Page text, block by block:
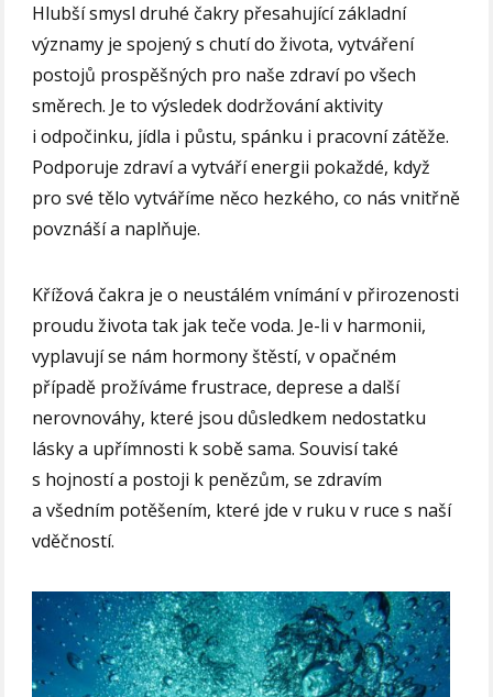
Hlubší smysl druhé čakry přesahující základní
významy je spojený s chutí do života, vytváření
postojů prospěšných pro naše zdraví po všech
směrech. Je to výsledek dodržování aktivity
i odpočinku, jídla i půstu, spánku i pracovní zátěže.
Podporuje zdraví a vytváří energii pokaždé, když
pro své tělo vytváříme něco hezkého, co nás vnitřně
povznáší a naplňuje.
Křížová čakra je o neustálém vnímání v přirozenosti
proudu života tak jak teče voda. Je-li v harmonii,
vyplavují se nám hormony štěstí, v opačném
případě prožíváme frustrace, deprese a další
nerovnováhy, které jsou důsledkem nedostatku
lásky a upřímnosti k sobě sama. Souvisí také
s hojností a postoji k penězům, se zdravím
a všedním potěšením, které jde v ruku v ruce s naší
vděčností.